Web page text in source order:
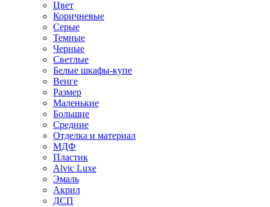
Цвет
Коричневые
Серые
Темные
Черные
Светлые
Белые шкафы-купе
Венге
Размер
Маленькие
Большие
Средние
Отделка и материал
МДФ
Пластик
Alvic Luxe
Эмаль
Акрил
ДСП